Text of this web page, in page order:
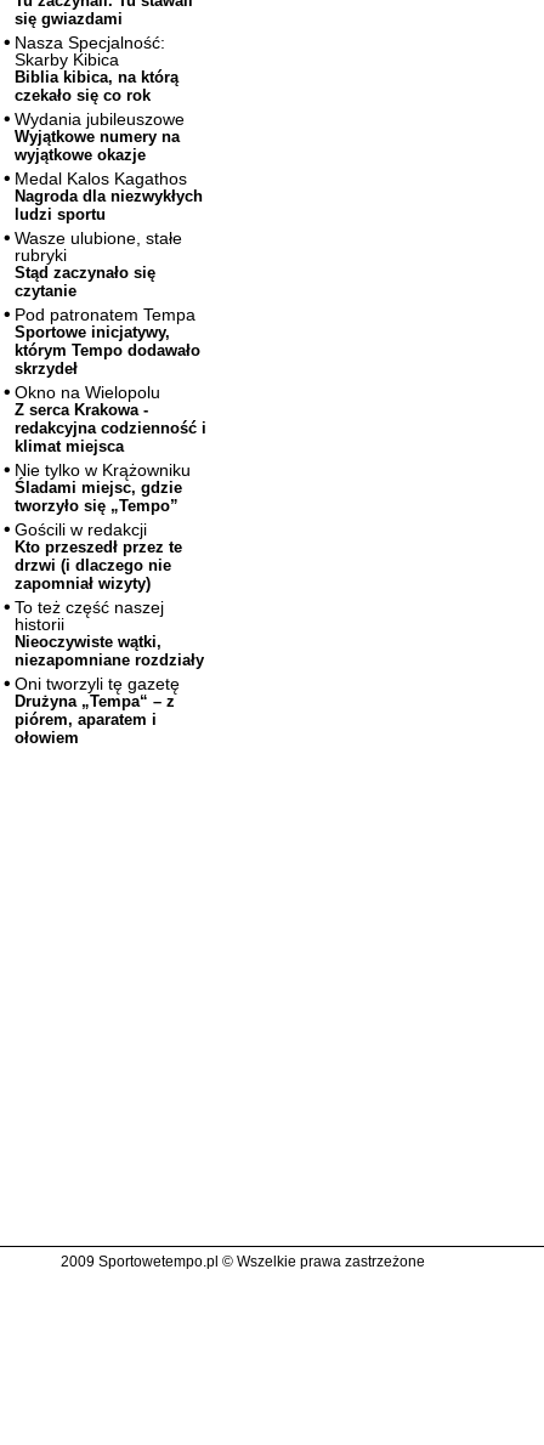
się gwiazdami
Nasza Specjalność:
Skarby Kibica
Biblia kibica, na którą
czekało się co rok
Wydania jubileuszowe
Wyjątkowe numery na
wyjątkowe okazje
Medal Kalos Kagathos
Nagroda dla niezwykłych
ludzi sportu
Wasze ulubione, stałe
rubryki
Stąd zaczynało się
czytanie
Pod patronatem Tempa
Sportowe inicjatywy,
którym Tempo dodawało
skrzydeł
Okno na Wielopolu
Z serca Krakowa -
redakcyjna codzienność i
klimat miejsca
Nie tylko w Krążowniku
Śladami miejsc, gdzie
tworzyło się „Tempo”
Gościli w redakcji
Kto przeszedł przez te
drzwi (i dlaczego nie
zapomniał wizyty)
To też część naszej
historii
Nieoczywiste wątki,
niezapomniane rozdziały
Oni tworzyli tę gazetę
Drużyna „Tempa“ – z
piórem, aparatem i
ołowiem
2009 Sportowetempo.pl © Wszelkie prawa zastrzeżone